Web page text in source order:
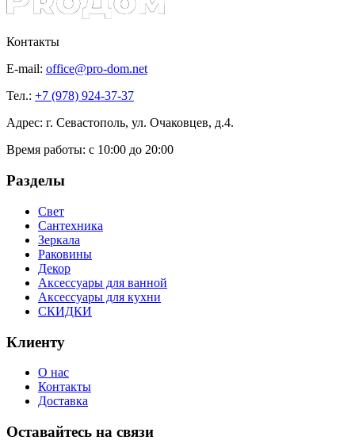
Контакты
E-mail: office@pro-dom.net
Тел.: +7 (978) 924-37-37
Адрес: г. Севастополь, ул. Очаковцев, д.4.
Время работы: с 10:00 до 20:00
Разделы
Свет
Сантехника
Зеркала
Раковины
Декор
Аксессуары для ванной
Аксессуары для кухни
СКИДКИ
Клиенту
О нас
Контакты
Доставка
Оставайтесь на связи